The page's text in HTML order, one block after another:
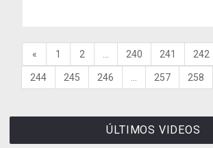
« 1 2 240 241 242
244 245 246 257 258
ÚLTIMOS VIDEOS